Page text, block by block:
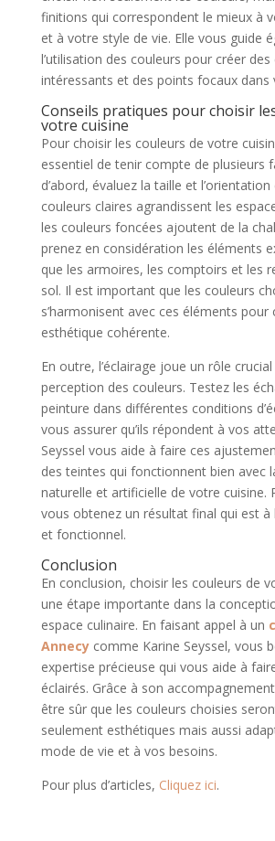
finitions qui correspondent le mieux à
et à votre style de vie. Elle vous guide
l’utilisation des couleurs pour créer
intéressants et des points focaux dans
Conseils pratiques pour choisir
votre cuisine
Pour choisir les couleurs de votre
essentiel de tenir compte de plusieurs
d’abord, évaluez la taille et
couleurs claires agrandissent les
les couleurs foncées ajoutent de la
prenez en considération les éléments
que les armoires, les comptoirs et les
sol. Il est important que les couleurs
s’harmonisent avec ces éléments pour
esthétique cohérente.
En outre, l’éclairage joue un rôle
perception des couleurs. Testez les
peinture dans différentes conditions
vous assurer qu’ils répondent à vos
Seyssel vous aide à faire ces
des teintes qui fonctionnent bien avec
naturelle et artificielle de votre cuisine.
vous obtenez un résultat final qui est
et fonctionnel.
Conclusion
En conclusion, choisir les couleurs de
une étape importante dans la
espace culinaire. En faisant appel à un
Annecycomme Karine Seyssel, vous
expertise précieuse qui vous aide à
éclairés. Grâce à son
être sûr que les couleurs choisies
seulement esthétiques mais aussi
mode de vie et à vos besoins.
Pour plus d’articles, Cliquez ici.